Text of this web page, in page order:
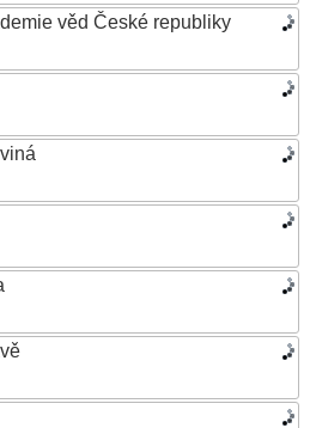
věd České republiky